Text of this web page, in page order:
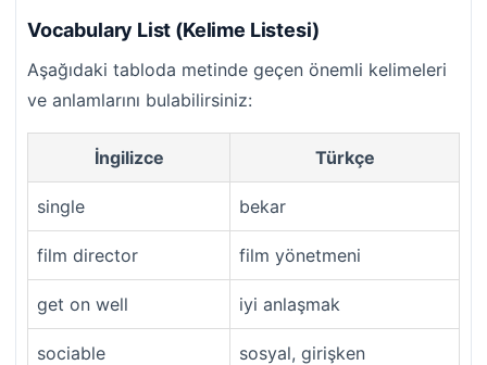
Vocabulary List (Kelime Listesi)
Aşağıdaki tabloda metinde geçen önemli kelimeleri
ve anlamlarını bulabilirsiniz:
İngilizce Türkçe
single bekar
film director film yönetmeni
get on well iyi anlaşmak
sociable sosyal, girişken